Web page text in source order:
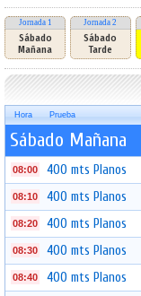
Jornada 1
Sábado
Mañana
Jornada 2
Sábado
Tarde
Hora Prueba
Sábado Mañana
08:00 400 mts Planos
08:10 400 mts Planos
08:20 400 mts Planos
08:30 400 mts Planos
08:40 400 mts Planos